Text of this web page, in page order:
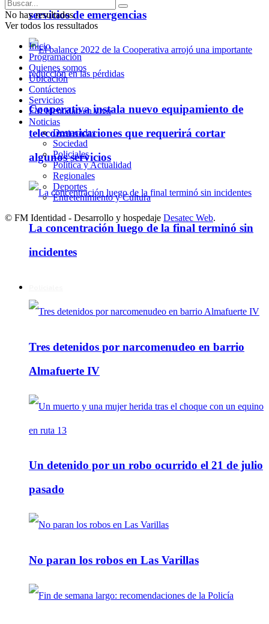
servicios de emergencias
Cooperativa instala nuevo equipamiento de
telecomunicaciones que requerirá cortar
algunos servicios
La concentración luego de la final terminó sin
incidentes
Tres detenidos por narcomenudeo en barrio
Almafuerte IV
Un detenido por un robo ocurrido el 21 de julio
pasado
No paran los robos en Las Varillas
No hay resultados.
Ver todos los ressultados
Inicio
Programación
Quienes somos
Ubicación
Contáctenos
Servicios
FM Identidad en vivo
Noticias
Destacadas
Sociedad
Policiales
Política y Actualidad
Regionales
Deportes
Entretenimiento y Cultura
© FM Identidad - Desarrollo y hospedaje Desatec Web.